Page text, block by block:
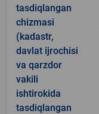
tasdiqlangan
chizmasi
(kadastr,
davlat ijrochisi
va qarzdor
vakili
ishtirokida
tasdiqlangan